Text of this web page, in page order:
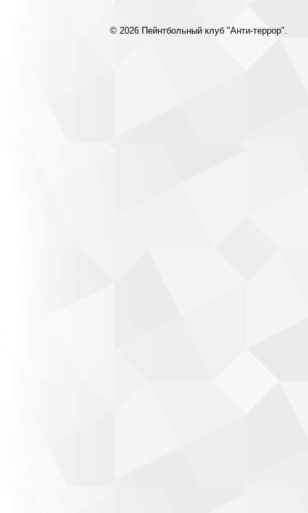
© 2026 Пейнтбольный клуб "Анти-террор".